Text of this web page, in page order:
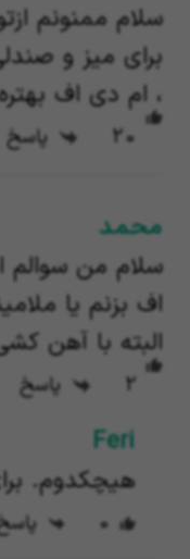
سلام ممنونم
برای میز و
، ام دی اف
20 پاسخ
محمد
سلام من سوالم
اف بزنم یا
البته با آهن
2 پاسخ
Feri
هیچکدوم.
0